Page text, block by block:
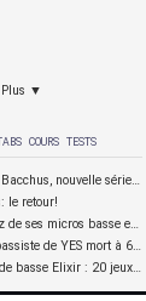
Plus ▼
COURS TESTS
Du nouveau chez Bacchus, nouvelle série SCD
le retour!
Supprimer le buzz de ses micros basse en reliant les aimants à la masse
Chris Squire : le bassiste de YES mort à 67 ans
Nouvelles cordes de basse Elixir : 20 jeux à tester !